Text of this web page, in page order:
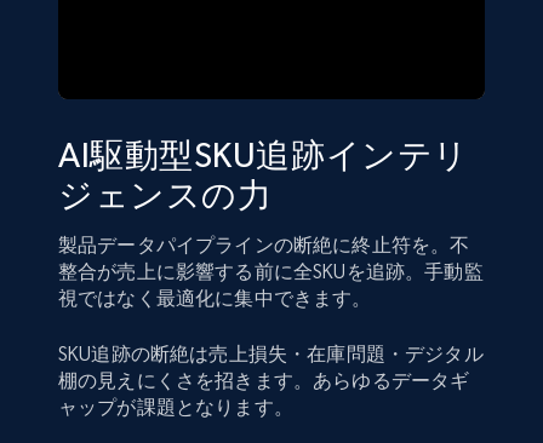
AI駆動型SKU追跡インテリ
ジェンスの力
製品データパイプラインの断絶に終止符を。不
整合が売上に影響する前に全SKUを追跡。手動監
視ではなく最適化に集中できます。
SKU追跡の断絶は売上損失・在庫問題・デジタル
棚の見えにくさを招きます。あらゆるデータギ
ャップが課題となります。